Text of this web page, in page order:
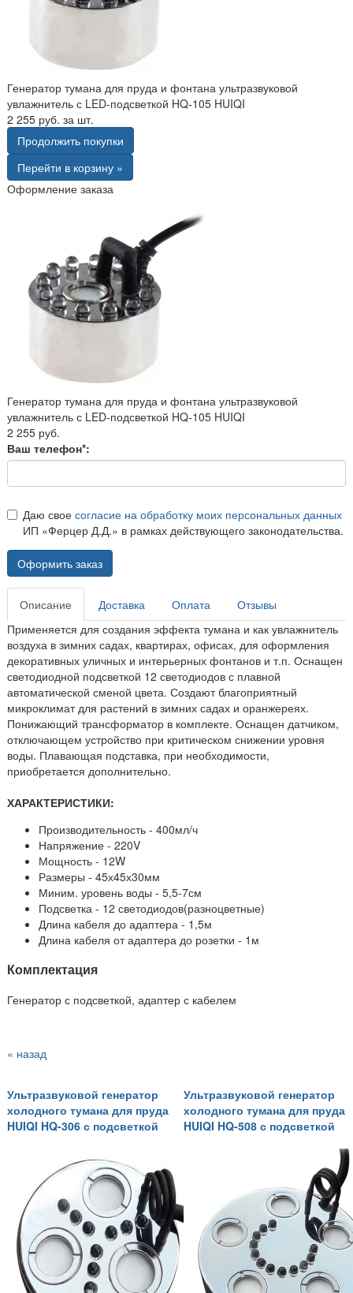
Генератор тумана для пруда и фонтана ультразвуковой
увлажнитель с LED-подсветкой HQ-105 HUIQI
2 255 руб. за шт.
Продолжить покупки
Перейти в корзину »
Оформление заказа
Генератор тумана для пруда и фонтана ультразвуковой
увлажнитель с LED-подсветкой HQ-105 HUIQI
2 255 руб.
Ваш телефон*:
Даю свое согласие на обработку моих персональных данных
ИП «Ферцер Д.Д.» в рамках действующего законодательства.
Оформить заказ
Описание Доставка Оплата
Отзывы
Применяется для создания эффекта тумана и как увлажнитель
воздуха в зимних садах, квартирах, офисах, для оформления
декоративных уличных и интерьерных фонтанов и т.п. Оснащен
светодиодной подсветкой 12 светодиодов с плавной
автоматической сменой цвета. Создают благоприятный
микроклимат для растений в зимних садах и оранжереях.
Понижающий трансформатор в комплекте. Оснащен датчиком,
отключающем устройство при критическом снижении уровня
воды. Плавающая подставка, при необходимости,
приобретается дополнительно.
ХАРАКТЕРИСТИКИ:
Производительность - 400мл/ч
Напряжение - 220V
Мощность - 12W
Размеры - 45х45х30мм
Миним. уровень воды - 5,5-7см
Подсветка - 12 светодиодов(разноцветные)
Длина кабеля до адаптера - 1,5м
Длина кабеля от адаптера до розетки - 1м
Комплектация
Генератор с подсветкой, адаптер с кабелем
« назад
Ультразвуковой генератор
холодного тумана для пруда
HUIQI HQ-306 с подсветкой
Ультразвуковой генератор
холодного тумана для пруда
HUIQI HQ-508 с подсветкой